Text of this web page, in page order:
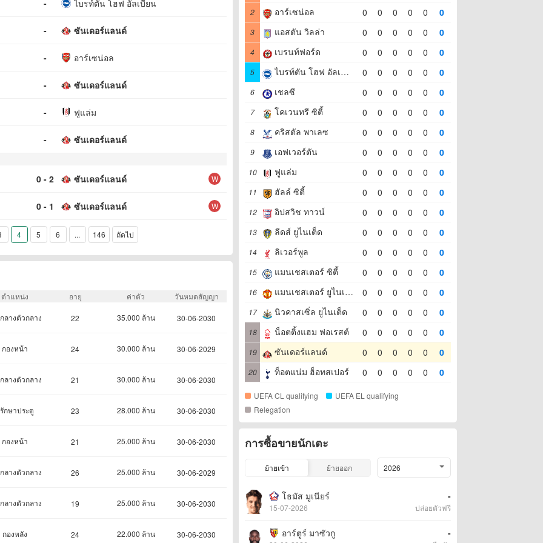
- ไบรท์ตัน โฮฟ อัลเบี้ยน
- ซันเดอร์แลนด์
- อาร์เซน่อล
- ซันเดอร์แลนด์
- ฟูแล่ม
- ซันเดอร์แลนด์
0 - 2 ซันเดอร์แลนด์ W
0 - 1 ซันเดอร์แลนด์ W
4 5 6 ... 146 ถัดไป
ตำแหน่ง อายุ ค่าตัว วันหมดสัญญา
ลางตัวกลาง 22 35.000 ล้าน 30-06-2030
กองหน้า 24 30.000 ล้าน 30-06-2029
ลางตัวกลาง 21 30.000 ล้าน 30-06-2030
กษาประตู 23 28.000 ล้าน 30-06-2030
กองหน้า 21 25.000 ล้าน 30-06-2030
ลางตัวกลาง 26 25.000 ล้าน 30-06-2029
ลางตัวกลาง 19 25.000 ล้าน 30-06-2030
กองหลัง 24 22.000 ล้าน 30-06-2030
2 อาร์เซน่อล 0 0 0 0 0 0
3 แอสตัน วิลล่า 0 0 0 0 0 0
4 เบรนท์ฟอร์ด 0 0 0 0 0 0
5 ไบรท์ตัน โฮฟ อัลเบี้ยน 0 0 0 0 0 0
6 เชลซี 0 0 0 0 0 0
7 โคเวนทรี ซิตี้ 0 0 0 0 0 0
8 คริสตัล พาเลซ 0 0 0 0 0 0
9 เอฟเวอร์ตัน 0 0 0 0 0 0
10 ฟูแล่ม 0 0 0 0 0 0
11 ฮัลล์ ซิตี้ 0 0 0 0 0 0
12 อิปสวิช ทาวน์ 0 0 0 0 0 0
13 ลีดส์ ยูไนเต็ด 0 0 0 0 0 0
14 ลิเวอร์พูล 0 0 0 0 0 0
15 แมนเชสเตอร์ ซิตี้ 0 0 0 0 0 0
16 แมนเชสเตอร์ ยูไนเต็ด 0 0 0 0 0 0
17 นิวคาสเซิ่ล ยูไนเต็ด 0 0 0 0 0 0
18 น็อตติ้งแฮม ฟอเรสต์ 0 0 0 0 0 0
19 ซันเดอร์แลนด์ 0 0 0 0 0 0
20 ท็อตแน่ม ฮ็อทสเปอร์ 0 0 0 0 0 0
UEFA CL qualifying
UEFA EL qualifying
Relegation
การซื้อขายนักเตะ
ย้ายเข้า ย้ายออก 2026
โธมัส มูเนียร์
15-07-2026
-
ปล่อยตัวฟรี
อาร์ตูร์ มาซัวกู -